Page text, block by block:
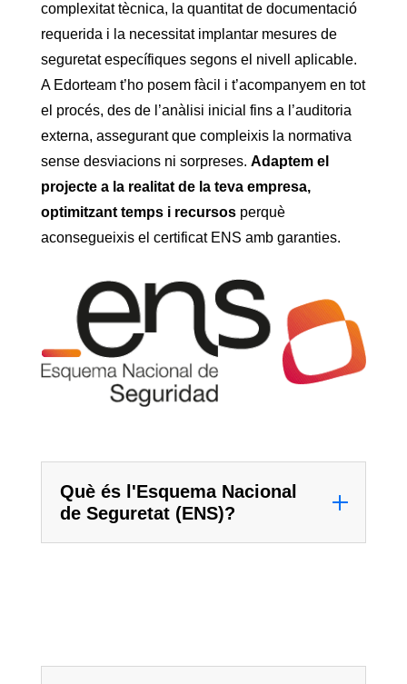
complexitat tècnica, la quantitat de documentació
requerida i la necessitat implantar mesures de
seguretat específiques segons el nivell aplicable.
A Edorteam t’ho posem fàcil i t’acompanyem en tot
el procés, des de l’anàlisi inicial fins a l’auditoria
externa, assegurant que compleixis la normativa
sense desviacions ni sorpreses. Adaptem el
projecte a la realitat de la teva empresa,
optimitzant temps i recursosperquè
aconsegueixis el certificat ENS amb garanties.
Què és l'Esquema Nacional
de Seguretat (ENS)?